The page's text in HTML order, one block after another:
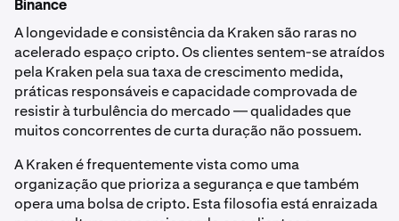
Binance
A longevidade e consistência da Kraken são raras no
acelerado espaço cripto. Os clientes sentem-se atraídos
pela Kraken pela sua taxa de crescimento medida,
práticas responsáveis e capacidade comprovada de
resistir à turbulência do mercado — qualidades que
muitos concorrentes de curta duração não possuem.
A Kraken é frequentemente vista como uma
organização que prioriza a segurança e que também
opera uma bolsa de cripto. Esta filosofia está enraizada